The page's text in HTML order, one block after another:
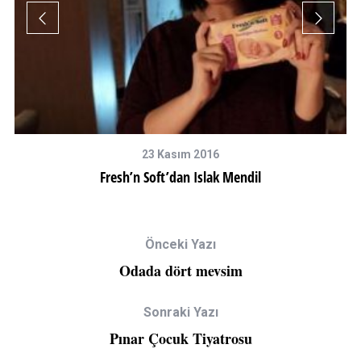
23 Kasım 2016
Fresh’n Soft’dan Islak Mendil
Önceki Yazı
Odada dört mevsim
Sonraki Yazı
Pınar Çocuk Tiyatrosu